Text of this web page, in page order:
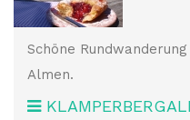
Schöne
Almen.